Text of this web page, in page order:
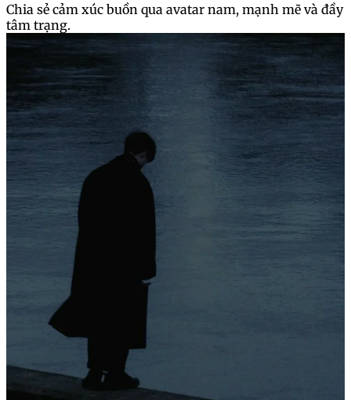
Chia sẻ cảm xúc buồn qua avatar nam, mạnh mẽ và đầy
tâm trạng.